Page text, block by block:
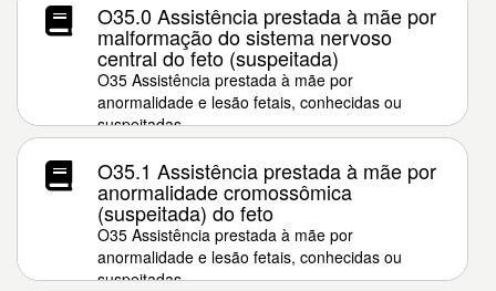
O35.0 Assistência prestada à mãe por
malformação do sistema nervoso
central do feto (suspeitada)
O35 Assistência prestada à mãe por
anormalidade e lesão fetais, conhecidas ou
suspeitadas
O35.1 Assistência prestada à mãe por
anormalidade cromossômica
(suspeitada) do feto
O35 Assistência prestada à mãe por
anormalidade e lesão fetais, conhecidas ou
suspeitadas